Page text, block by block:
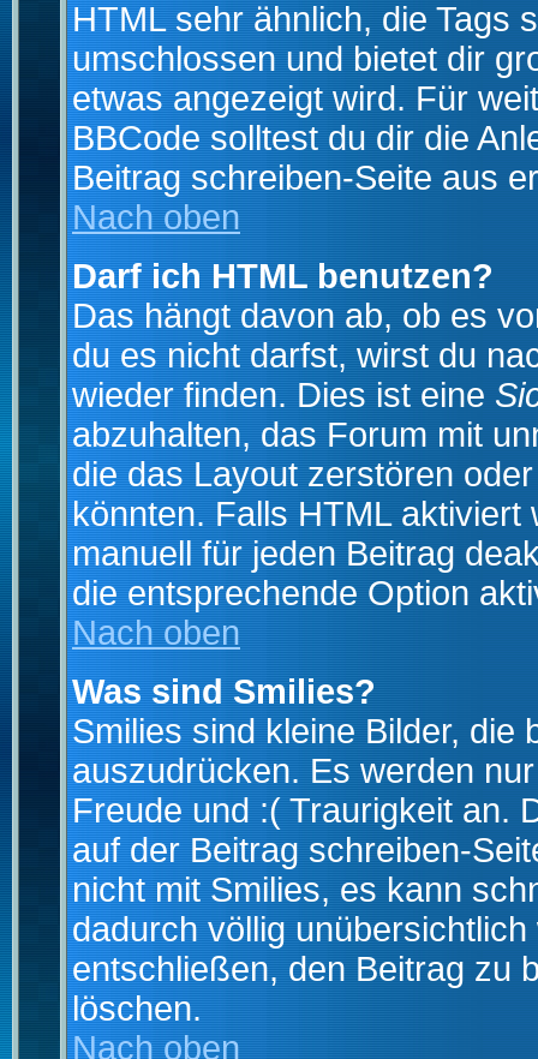
HTML sehr ähnlich, die Tags
umschlossen und bietet dir
etwas angezeigt wird. Für
BBCode solltest du dir die
Beitrag schreiben-Seite aus
Nach oben
Darf ich HTML benutzen?
Das hängt davon ab, ob es
du es nicht darfst, wirst du
wieder finden. Dies ist eine
abzuhalten, das Forum mit
die das Layout zerstören
könnten. Falls HTML
manuell für jeden Beitrag
die entsprechende Option
Nach oben
Was sind Smilies?
Smilies sind kleine Bilder, die
auszudrücken. Es werden
Freude und :( Traurigkeit an.
auf der Beitrag schreiben-
nicht mit Smilies, es kann
dadurch völlig
entschließen, den Beitrag zu
löschen.
Nach oben